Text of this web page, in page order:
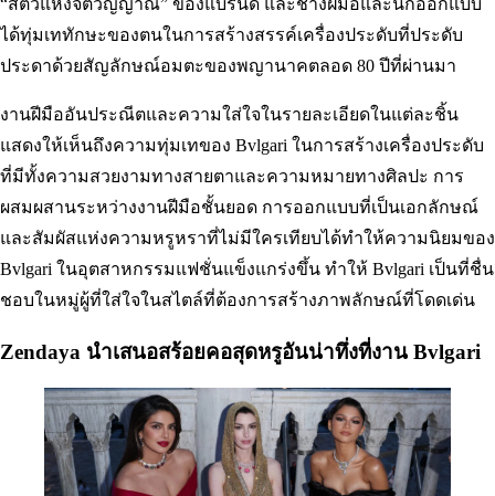
ได้ทุ่มเททักษะของตนในการสร้างสรรค์เครื่องประดับที่ประดับ
ประดาด้วยสัญลักษณ์อมตะของพญานาคตลอด 80 ปีที่ผ่านมา
งานฝีมืออันประณีตและความใส่ใจในรายละเอียดในแต่ละชิ้น
แสดงให้เห็นถึงความทุ่มเทของ Bvlgari ในการสร้างเครื่องประดับ
ที่มีทั้งความสวยงามทางสายตาและความหมายทางศิลปะ การ
ผสมผสานระหว่างงานฝีมือชั้นยอด การออกแบบที่เป็นเอกลักษณ์
และสัมผัสแห่งความหรูหราที่ไม่มีใครเทียบได้ทำให้ความนิยมของ
Bvlgari ในอุตสาหกรรมแฟชั่นแข็งแกร่งขึ้น ทำให้ Bvlgari เป็นที่ชื่น
ชอบในหมู่ผู้ที่ใส่ใจในสไตล์ที่ต้องการสร้างภาพลักษณ์ที่โดดเด่น
Zendaya นำเสนอสร้อยคอสุดหรูอันน่าทึ่งที่งาน Bvlgari